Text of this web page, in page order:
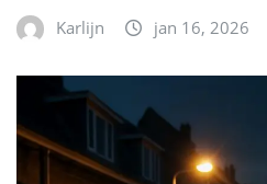
Karlijn jan 16, 2026